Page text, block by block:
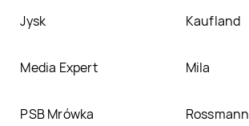
Jysk Kaufland
Media Expert Mila
PSB Mrówka Rossmann